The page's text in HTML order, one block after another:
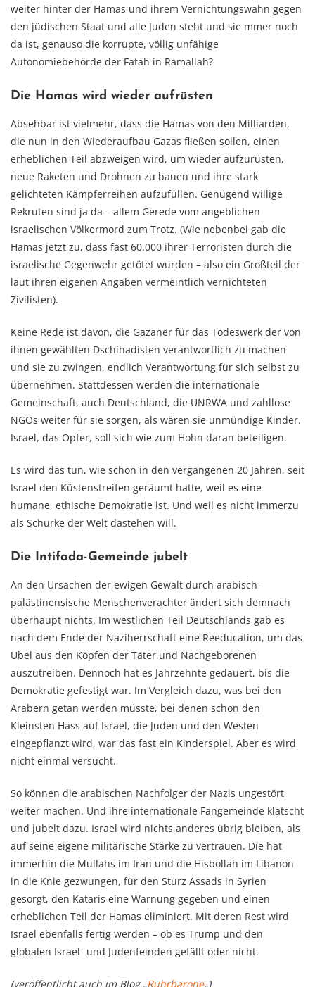
weiter hinter der Hamas und ihrem Vernichtungswahn gegen
den jüdischen Staat und alle Juden steht und sie mmer noch
da ist, genauso die korrupte, völlig unfähige
Autonomiebehörde der Fatah in Ramallah?
Die Hamas wird wieder aufrüsten
Absehbar ist vielmehr, dass die Hamas von den Milliarden,
die nun in den Wiederaufbau Gazas fließen sollen, einen
erheblichen Teil abzweigen wird, um wieder aufzurüsten,
neue Raketen und Drohnen zu bauen und ihre stark
gelichteten Kämpferreihen aufzufüllen. Genügend willige
Rekruten sind ja da – allem Gerede vom angeblichen
israelischen Völkermord zum Trotz. (Wie nebenbei gab die
Hamas jetzt zu, dass fast 60.000 ihrer Terroristen durch die
israelische Gegenwehr getötet wurden – also ein Großteil der
laut ihren eigenen Angaben vermeintlich vernichteten
Zivilisten).
Keine Rede ist davon, die Gazaner für das Todeswerk der von
ihnen gewählten Dschihadisten verantwortlich zu machen
und sie zu zwingen, endlich Verantwortung für sich selbst zu
übernehmen. Stattdessen werden die internationale
Gemeinschaft, auch Deutschland, die UNRWA und zahllose
NGOs weiter für sie sorgen, als wären sie unmündige Kinder.
Israel, das Opfer, soll sich wie zum Hohn daran beteiligen.
Es wird das tun, wie schon in den vergangenen 20 Jahren, seit
Israel den Küstenstreifen geräumt hatte, weil es eine
humane, ethische Demokratie ist. Und weil es nicht immerzu
als Schurke der Welt dastehen will.
Die Intifada-Gemeinde jubelt
An den Ursachen der ewigen Gewalt durch arabisch-
palästinensische Menschenverachter ändert sich demnach
überhaupt nichts. Im westlichen Teil Deutschlands gab es
nach dem Ende der Naziherrschaft eine Reeducation, um das
Übel aus den Köpfen der Täter und Nachgeborenen
auszutreiben. Dennoch hat es Jahrzehnte gedauert, bis die
Demokratie gefestigt war. Im Vergleich dazu, was bei den
Arabern getan werden müsste, bei denen schon den
Kleinsten Hass auf Israel, die Juden und den Westen
eingepflanzt wird, war das fast ein Kinderspiel. Aber es wird
nicht einmal versucht.
So können die arabischen Nachfolger der Nazis ungestört
weiter machen. Und ihre internationale Fangemeinde klatscht
und jubelt dazu. Israel wird nichts anderes übrig bleiben, als
auf seine eigene militärische Stärke zu vertrauen. Die hat
immerhin die Mullahs im Iran und die Hisbollah im Libanon
in die Knie gezwungen, für den Sturz Assads in Syrien
gesorgt, den Kataris eine Warnung gegeben und einen
erheblichen Teil der Hamas eliminiert. Mit deren Rest wird
Israel ebenfalls fertig werden – ob es Trump und den
globalen Israel- und Judenfeinden gefällt oder nicht.
(veröffentlicht auch im Blog „Ruhrbarone„)